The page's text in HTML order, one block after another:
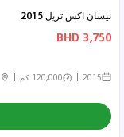
نيسان اكس تريل 2015
3,750 BHD
2015 120,000 كم